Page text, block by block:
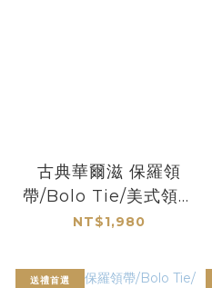
古典華爾滋 保羅領
帶/Bolo Tie/美式領帶
- 推薦
NT$1,980
送禮首選